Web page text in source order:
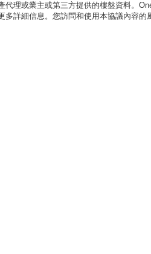
代理或業主或第三方提供的樓盤資料。
詳細信息。您訪問和使用本協議內容的